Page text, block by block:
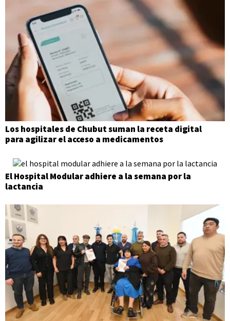
Los hospitales de Chubut suman la receta digital
para agilizar el acceso a medicamentos
El Hospital Modular adhiere a la semana por la
lactancia